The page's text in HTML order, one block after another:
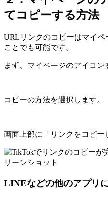
てコピーする方法
URLリンクのコピーはマイ
ことでも可能です。
まず、マイページのアイコン
コピーの方法を選択します。
画面上部に「リンクをコピー
LINEなどの他のアプリ